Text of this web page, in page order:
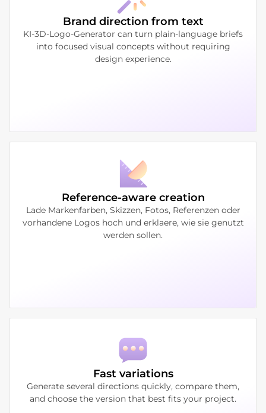
Brand direction from text
KI-3D-Logo-Generator can turn plain-language briefs
into focused visual concepts without requiring
design experience.
Reference-aware creation
Lade Markenfarben, Skizzen, Fotos, Referenzen oder
vorhandene Logos hoch und erklaere, wie sie genutzt
werden sollen.
Fast variations
Generate several directions quickly, compare them,
and choose the version that best fits your project.